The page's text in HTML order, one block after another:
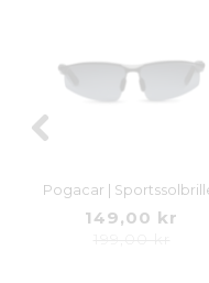
Pogacar |
149,00 kr